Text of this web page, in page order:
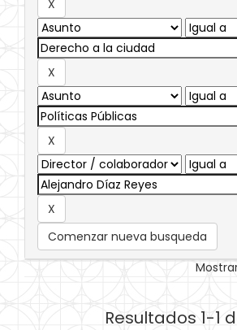
Comenzar nueva busqueda
Resultados 1-1